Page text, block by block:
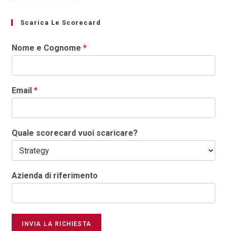
Scarica Le Scorecard
Nome e Cognome*
Email*
Quale scorecard vuoi scaricare?
Azienda di riferimento
INVIA LA RICHIESTA